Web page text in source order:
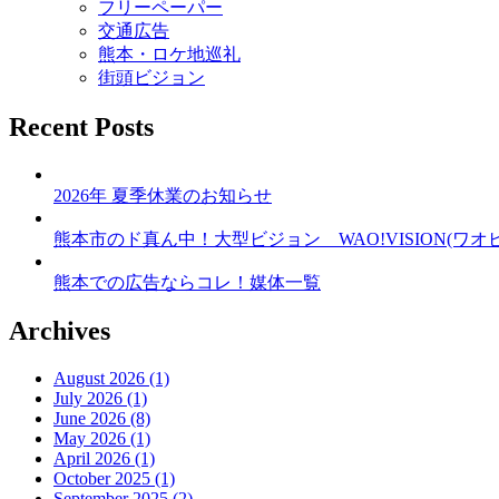
フリーペーパー
交通広告
熊本・ロケ地巡礼
街頭ビジョン
Recent Posts
2026年 夏季休業のお知らせ
熊本市のド真ん中！大型ビジョン WAO!VISION(ワオ
熊本での広告ならコレ！媒体一覧
Archives
August 2026 (1)
July 2026 (1)
June 2026 (8)
May 2026 (1)
April 2026 (1)
October 2025 (1)